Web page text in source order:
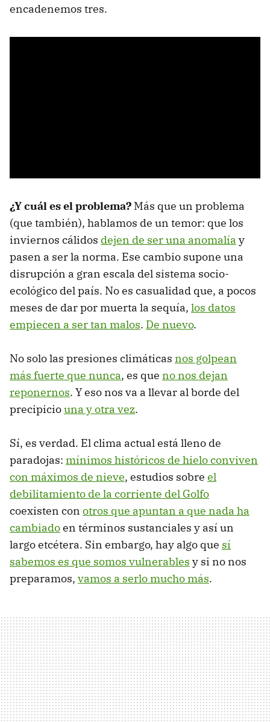
encadenemos tres.
¿Y cuál es el problema? Más que un problema
(que también), hablamos de un temor: que los
inviernos cálidos dejen de ser una anomalía y
pasen a ser la norma. Ese cambio supone una
disrupción a gran escala del sistema socio-
ecológico del país. No es casualidad que, a pocos
meses de dar por muerta la sequía, los datos
empiecen a ser tan malos. De nuevo.
No solo las presiones climáticas nos golpean
más fuerte que nunca, es que no nos dejan
reponernos. Y eso nos va a llevar al borde del
precipiciouna y otra vez.
Sí, es verdad. El clima actual está lleno de
paradojas: mínimos históricos de hielo conviven
con máximos de nieve, estudios sobre el
debilitamiento de la corriente del Golfo
coexisten con otros que apuntan a que nada ha
cambiadoen términos sustanciales y así un
largo etcétera. Sin embargo, hay algo que sí
sabemos es que somos vulnerables y si no nos
preparamos, vamos a serlo mucho más.